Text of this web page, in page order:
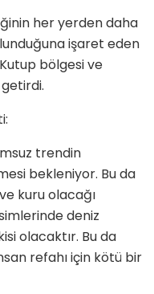
her yerden daha
işaret eden
bölgesi ve
trendin
bekleniyor. Bu da
kuru olacağı
deniz
olacaktır. Bu da
refahı için kötü bir